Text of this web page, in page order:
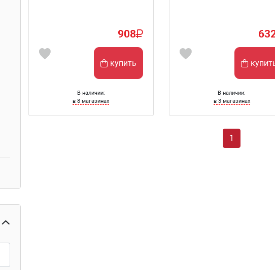
908
купить
В наличии:
в 8 магазинах
В наличии:
в 3 магазинах
1